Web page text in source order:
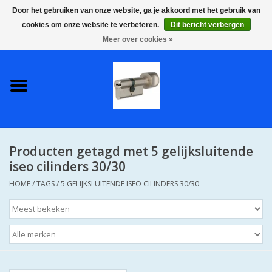
0 Artikelen - €0,00
S2 COMPLETE VEILIGE
SKG**
S2 CILINDER SLOTEN IN
IEDERE GEWENSTE MAAT MET
GEWONE GENUMMERDE
SLEUTELS SKG**
S2 CILINDERSLOTEN IN IEDERE
Producten getagd met 5 gelijksluitende
iseo cilinders 30/30
HOME/TAGS/5 GELIJKSLUITENDE ISEO CILINDERS 30/30
Door het gebruiken van onze website, ga je akkoord met het gebruik van
cookies om onze website te verbeteren.
Dit bericht verbergen
Meer over cookies »